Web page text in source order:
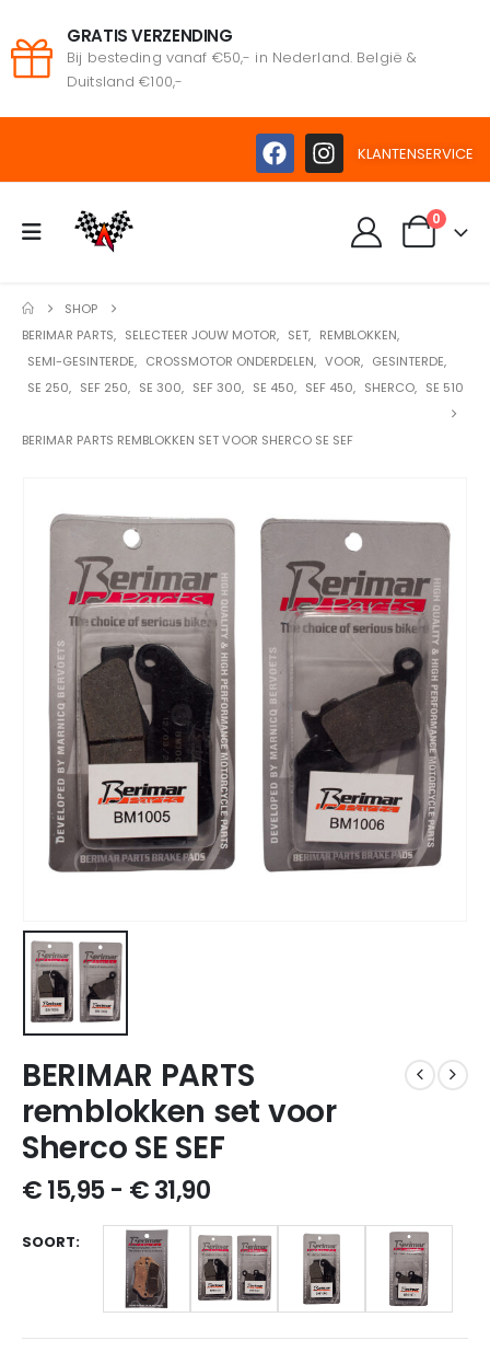
GRATIS VERZENDING
Bij besteding vanaf €50,- in Nederland. België &
Duitsland €100,-
KLANTENSERVICE
0
SHOP
BERIMAR PARTS, SELECTEER JOUW MOTOR, SET, REMBLOKKEN,
SEMI-GESINTERDE, CROSSMOTOR ONDERDELEN, VOOR, GESINTERDE,
SE 250, SEF 250, SE 300, SEF 300, SE 450, SEF 450, SHERCO, SE 510
BERIMAR PARTS REMBLOKKEN SET VOOR SHERCO SE SEF
BERIMAR PARTS
remblokken set voor
Sherco SE SEF
€15,95- €31,90
SOORT